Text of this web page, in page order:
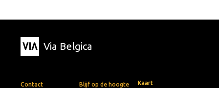
Via Belgica
Contact
Blijf op de hoogte
Kaart